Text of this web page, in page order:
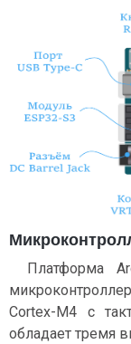
Платформа
Cortex-M4 с
обладает тремя